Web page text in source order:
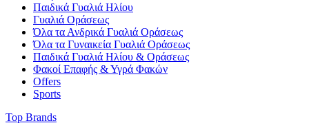
Παιδικά Γυαλιά Ηλίου
Γυαλιά Οράσεως
Όλα τα Ανδρικά Γυαλιά Οράσεως
Όλα τα Γυναικεία Γυαλιά Οράσεως
Παιδικά Γυαλιά Ηλίου & Οράσεως
Φακοί Επαφής & Υγρά Φακών
Offers
Sports
Top Brands